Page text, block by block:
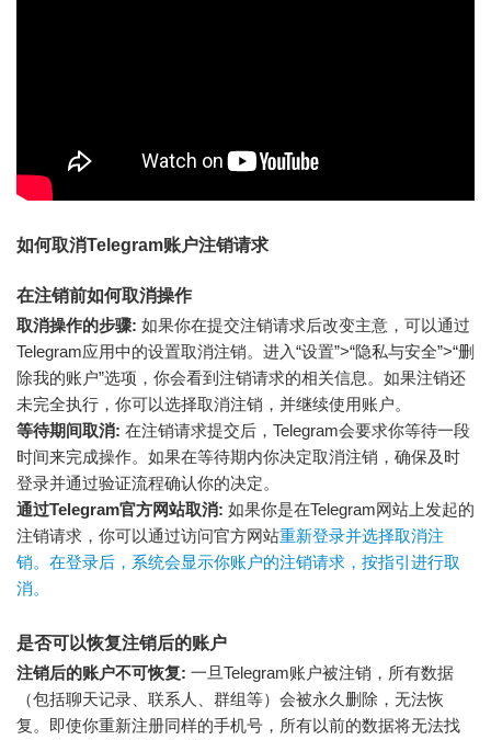
如何取消Telegram账户注销请求
在注销前如何取消操作
取消操作的步骤: 如果你在提交注销请求后改变主意，可以通过
Telegram应用中的设置取消注销。进入“设置”>“隐私与安全”>“删
除我的账户”选项，你会看到注销请求的相关信息。如果注销还
未完全执行，你可以选择取消注销，并继续使用账户。
等待期间取消: 在注销请求提交后，Telegram会要求你等待一段
时间来完成操作。如果在等待期内你决定取消注销，确保及时
登录并通过验证流程确认你的决定。
通过Telegram官方网站取消: 如果你是在Telegram网站上发起的
注销请求，你可以通过访问官方网站重新登录并选择取消注
销。在登录后，系统会显示你账户的注销请求，按指引进行取
消。
是否可以恢复注销后的账户
注销后的账户不可恢复: 一旦Telegram账户被注销，所有数据
（包括聊天记录、联系人、群组等）会被永久删除，无法恢
复。即使你重新注册同样的手机号，所有以前的数据将无法找